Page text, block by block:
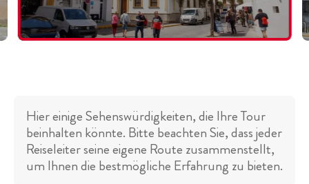
Hier einige Sehenswürdigkeiten, die Ihre Tour
beinhalten könnte. Bitte beachten Sie, dass jeder
Reiseleiter seine eigene Route zusammenstellt,
um Ihnen die bestmögliche Erfahrung zu bieten.